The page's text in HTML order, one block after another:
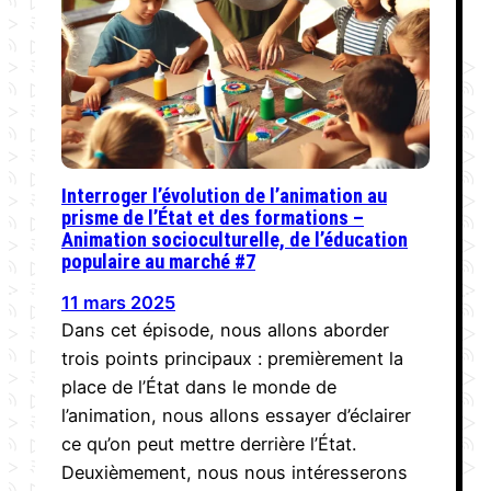
Interroger l’évolution de l’animation au
prisme de l’État et des formations –
Animation socioculturelle, de l’éducation
populaire au marché #7
11 mars 2025
Dans cet épisode, nous allons aborder
trois points principaux : premièrement la
place de l’État dans le monde de
l’animation, nous allons essayer d’éclairer
ce qu’on peut mettre derrière l’État.
Deuxièmement, nous nous intéresserons